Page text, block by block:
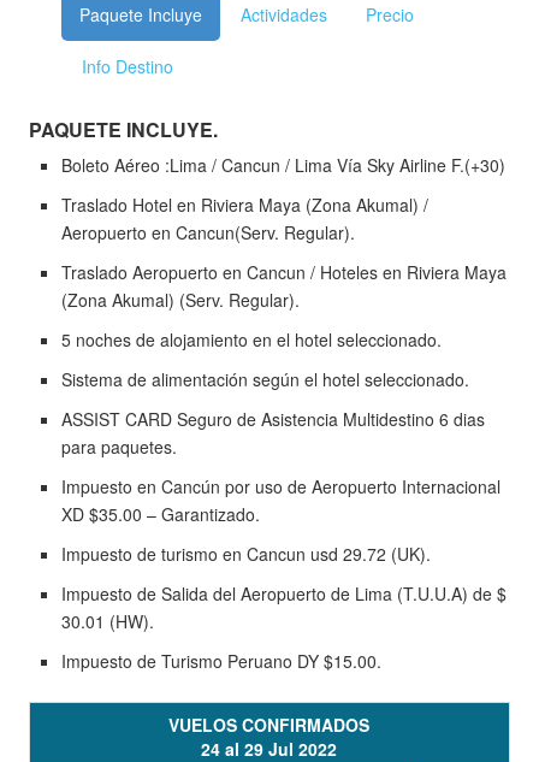
Paquete Incluye Actividades Precio
Info Destino
PAQUETE INCLUYE.
Boleto Aéreo :Lima / Cancun / Lima Vía Sky Airline F.(+30)
Traslado Hotel en Riviera Maya (Zona Akumal) /
Aeropuerto en Cancun(Serv. Regular).
Traslado Aeropuerto en Cancun / Hoteles en Riviera Maya
(Zona Akumal) (Serv. Regular).
5 noches de alojamiento en el hotel seleccionado.
Sistema de alimentación según el hotel seleccionado.
ASSIST CARD Seguro de Asistencia Multidestino 6 dias
para paquetes.
Impuesto en Cancún por uso de Aeropuerto Internacional
XD $35.00 – Garantizado.
Impuesto de turismo en Cancun usd 29.72 (UK).
Impuesto de Salida del Aeropuerto de Lima (T.U.U.A) de $
30.01 (HW).
Impuesto de Turismo Peruano DY $15.00.
VUELOS CONFIRMADOS
24 al 29 Jul 2022